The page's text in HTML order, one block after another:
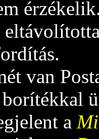
van
a